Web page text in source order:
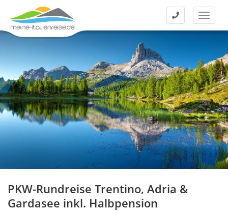
Kontakt Menü
PKW-Rundreise Trentino, Adria &
Gardasee inkl. Halbpension